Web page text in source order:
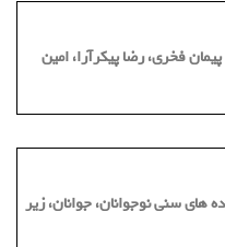
فخرى، رضا پيكرآرا، امین
هاى سنى نوجوانان، جوانان، زير